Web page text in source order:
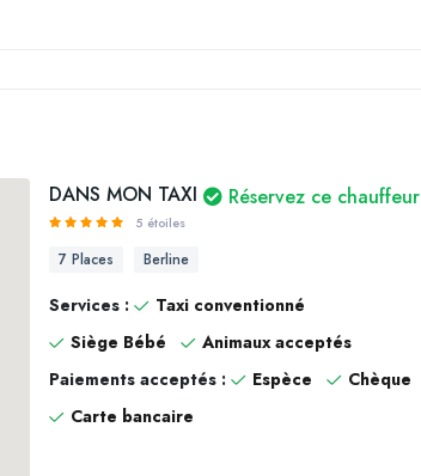
DANS MON TAXI Réservez ce chauffeur
5 étoiles
7 Places Berline
Services :
Taxi conventionné
Siège Bébé
Animaux acceptés
Paiements acceptés :
Espèce
Chèque
Carte bancaire